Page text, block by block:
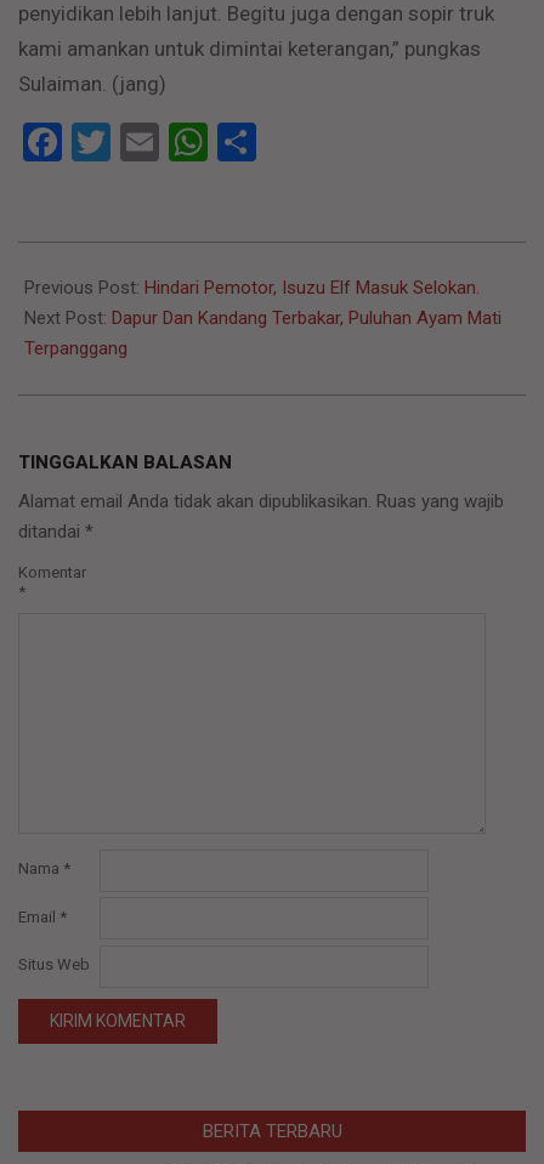
penyidikan lebih lanjut. Begitu juga dengan sopir truk
kami amankan untuk dimintai keterangan,” pungkas
Sulaiman. (jang)
Facebook
Twitter
EmailWhatsApp
10-
11
Previous Post: Hindari Pemotor, Isuzu Elf Masuk Selokan.
Next Post: Dapur Dan Kandang Terbakar, Puluhan Ayam Mati
Terpanggang
TINGGALKAN BALASAN
Alamat email Anda tidak akan dipublikasikan. Ruas yang wajib
ditandai *
Komentar
*
Nama *
Email *
Situs Web
BERITA TERBARU